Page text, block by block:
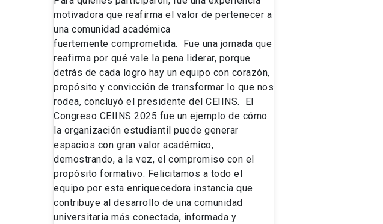
motivadora que reafirma el valor de pertenecer a
una comunidad académica
fuertemente comprometida. Fue una jornada que
reafirma por qué vale la pena liderar, porque
detrás de cada logro hay un equipo con corazón,
propósito y convicción de transformar lo que nos
rodea, concluyó el presidente del CEIINS. El
Congreso CEIINS 2025 fue un ejemplo de cómo
la organización estudiantil puede generar
espacios con gran valor académico,
demostrando, a la vez, el compromiso con el
propósito formativo. Felicitamos a todo el
equipo por esta enriquecedora instancia que
contribuye al desarrollo de una comunidad
universitaria más conectada, informada y